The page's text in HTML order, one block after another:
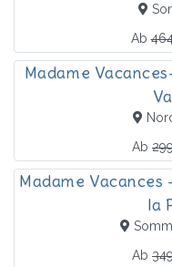
Ab
Madame
Ab
Madame Vacances
la
Ab